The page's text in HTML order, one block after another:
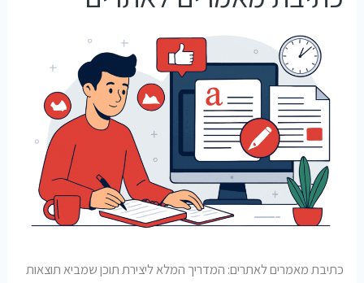
כתיבת מאמרים לאתרים: המדריך המלא ליצירת תוכן שמביא תוצאות